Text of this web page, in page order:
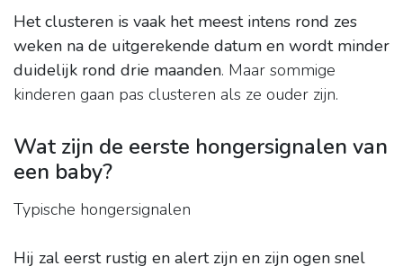
Het clusteren is vaak het meest intens rond zes
weken na de uitgerekende datum en wordt minder
duidelijk rond drie maanden. Maar sommige
kinderen gaan pas clusteren als ze ouder zijn.
Wat zijn de eerste hongersignalen van
een baby?
Typische hongersignalen
Hij zal eerst rustig en alert zijn en zijn ogen snel